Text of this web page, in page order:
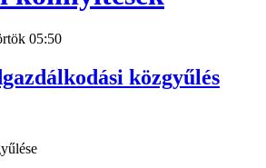
05:50
közgyűlés